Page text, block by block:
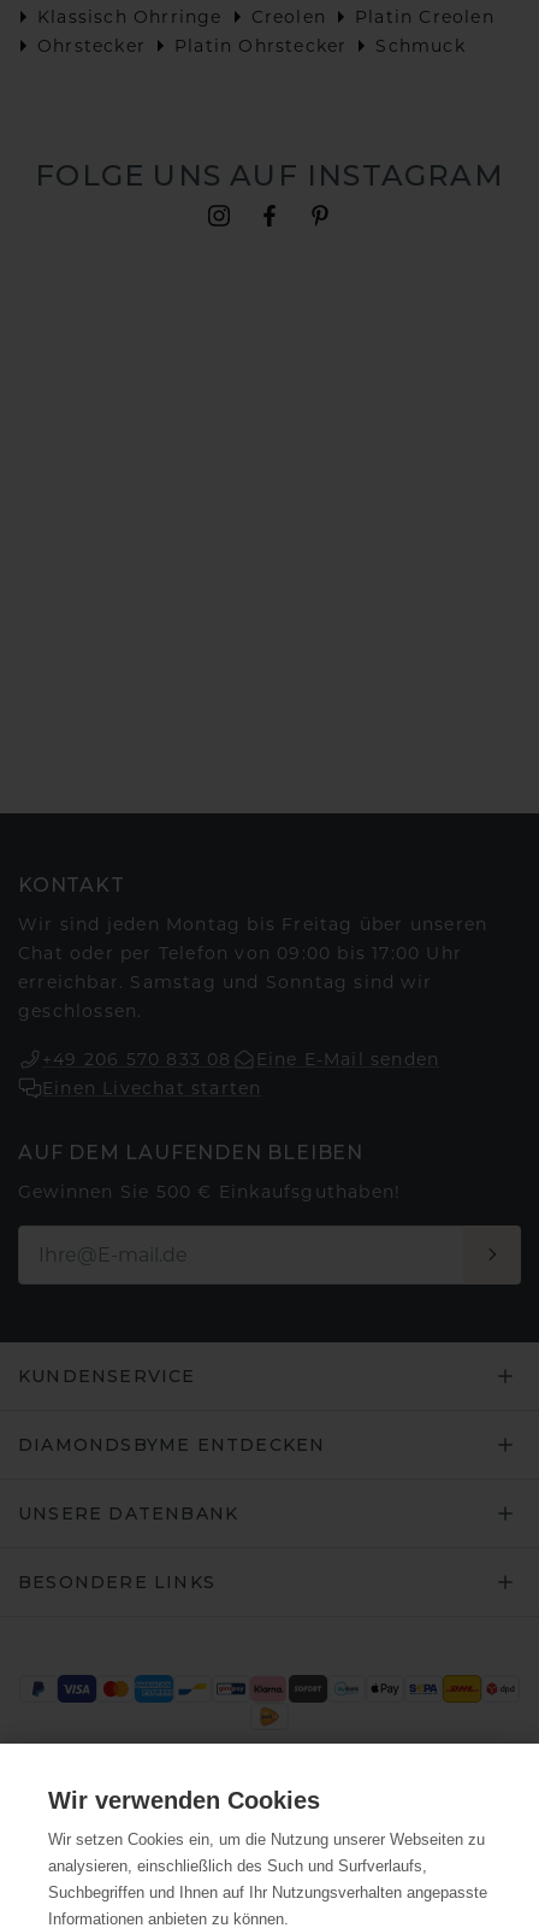
Wir verwenden Cookies
Wir setzen Cookies ein, um die Nutzung unserer Webseiten zu
analysieren, einschließlich des Such und Surfverlaufs,
Suchbegriffen und Ihnen auf Ihr Nutzungsverhalten angepasste
Informationen anbieten zu können.
Klassisch Ohrringe
Creolen
Platin Creolen
Ohrstecker
Platin Ohrstecker Schmuck
FOLGE UNS AUF INSTAGRAM
KONTAKT
Wir sind jeden Montag bis Freitag über unseren
Chat oder per Telefon von 09:00 bis 17:00 Uhr
erreichbar. Samstag und Sonntag sind wir
geschlossen.
+49 206 570 833 08
Eine E-Mail senden
Einen Livechat starten
AUF DEM LAUFENDEN BLEIBEN
Gewinnen Sie 500 € Einkaufsguthaben!
KUNDENSERVICE
DIAMONDSBYME ENTDECKEN
UNSERE DATENBANK
BESONDERE LINKS
Trustpilot